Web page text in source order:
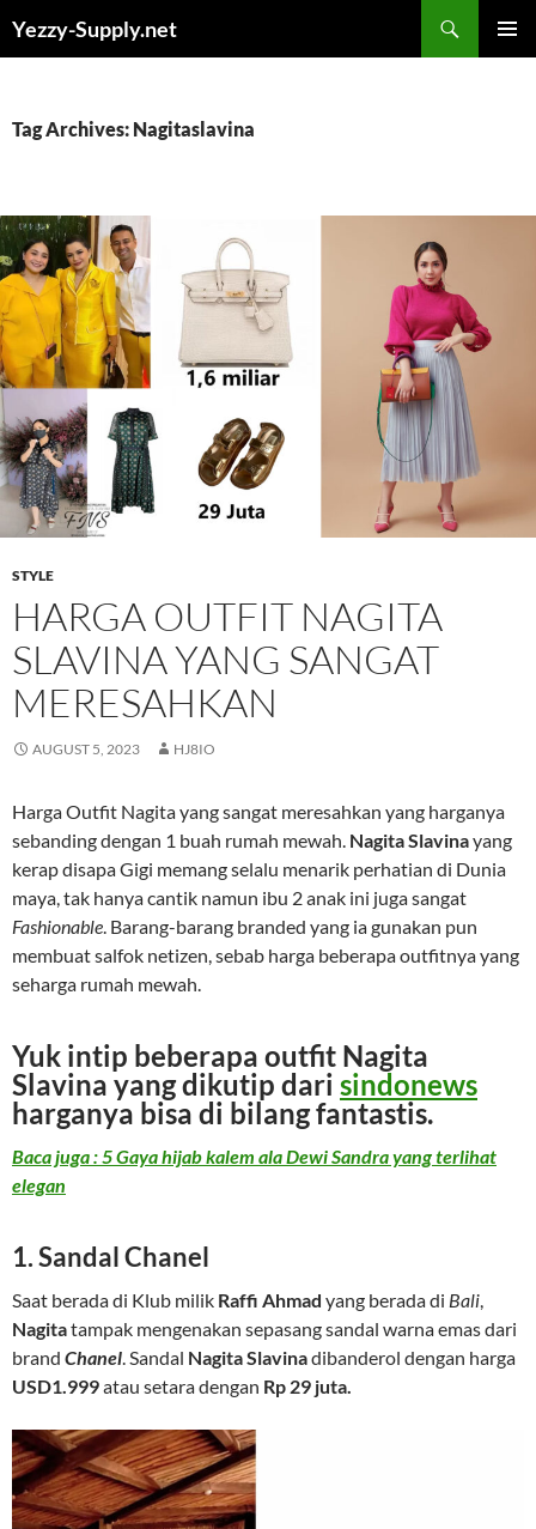
Yezzy-Supply.net
Tag Archives: Nagitaslavina
STYLE
HARGA OUTFIT NAGITA
SLAVINA YANG SANGAT
MERESAHKAN
AUGUST 5, 2023 HJ8IO
Harga Outfit Nagita yang sangat meresahkan yang harganya
sebanding dengan 1 buah rumah mewah. Nagita Slavinayang
kerap disapa Gigi memang selalu menarik perhatian di Dunia
maya, tak hanya cantik namun ibu 2 anak ini juga sangat
Fashionable . Barang-barang branded yang ia gunakan pun
membuat salfok netizen, sebab harga beberapa outfitnya yang
seharga rumah mewah.
Yuk intip beberapa outfit Nagita
Slavina yang dikutip dari sindonews
harganya bisa di bilang fantastis.
Baca juga : 5 Gaya hijab kalem ala Dewi Sandra yang terlihat
elegan
1. Sandal Chanel
Saat berada di Klub milik Raffi Ahmad yang berada di Bali
Nagitatampak mengenakan sepasang sandal warna emas dari
brand Chanel . Sandal Nagita Slavinadibanderol dengan harga
USD1.999atau setara dengan Rp 29 juta.